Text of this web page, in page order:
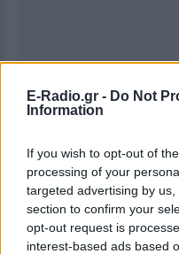
E-Radio.gr - Do Not
Information
If you wish to opt-out of
processing of your
targeted advertising by
section to confirm your
opt-out request is
interest-based ads based